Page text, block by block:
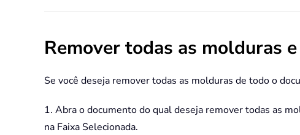
Remover todas as molduras
Se você deseja remover todas as molduras de todo o
1. Abra o documento do qual deseja remover todas as
na Faixa Selecionada.